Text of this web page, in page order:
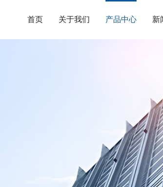
首页 关于我们 产品中心 新